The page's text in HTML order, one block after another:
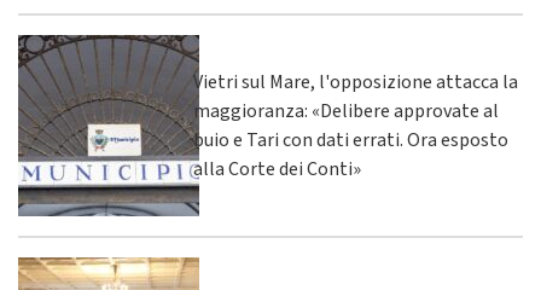
Vietri sul Mare, l'opposizione attacca la
maggioranza: «Delibere approvate al
buio e Tari con dati errati. Ora esposto
alla Corte dei Conti»